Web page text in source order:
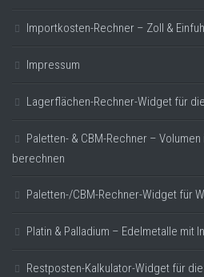
Importkosten-Rechner – Zoll &
Impressum
Lagerflächen-Rechner-Widget für
Paletten- & CBM-Rechner –
berechnen
Paletten-/CBM-Rechner-Widget für
Platin & Palladium – Edelmetalle mit
Restposten-Kalkulator-Widget für